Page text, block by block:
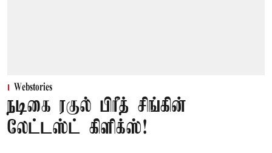
Webstories
நடிகை ரகுல் பிரீத் சிங்கின்
லேட்டஸ்ட் கிளிக்ஸ்!